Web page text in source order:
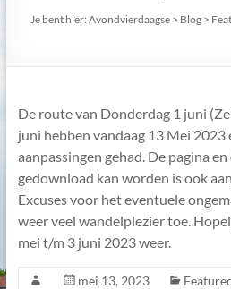
Je bent hier:Avondvierdaagse > Blog >
De route van Donderdag 1 juni
juni hebben vandaag 13 Mei 2023
aanpassingen gehad. De pagina
gedownload kan worden is ook
Excuses voor het eventuele
weer veel wandelplezier toe.
mei t/m 3 juni 2023 weer.
mei 13, 2023